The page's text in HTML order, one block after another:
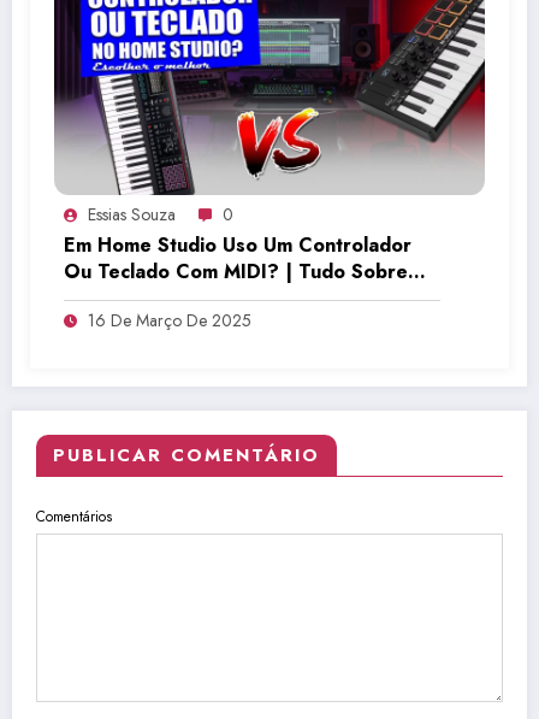
Essias Souza 0
Em Home Studio Uso Um Controlador
Ou Teclado Com MIDI? | Tudo Sobre
Teclado Musical
16 De Março De 2025
PUBLICAR COMENTÁRIO
Comentários